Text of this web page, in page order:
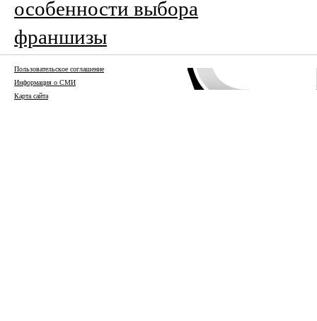
особенности выбора
франшизы
Пользовательское соглашение
Информация о СМИ
Карта сайта